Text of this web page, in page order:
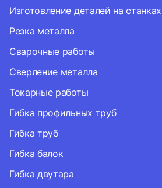
Изготовление деталей на
Резка металла
Сварочные работы
Сверление металла
Токарные работы
Гибка профильных труб
Гибка труб
Гибка балок
Гибка двутара